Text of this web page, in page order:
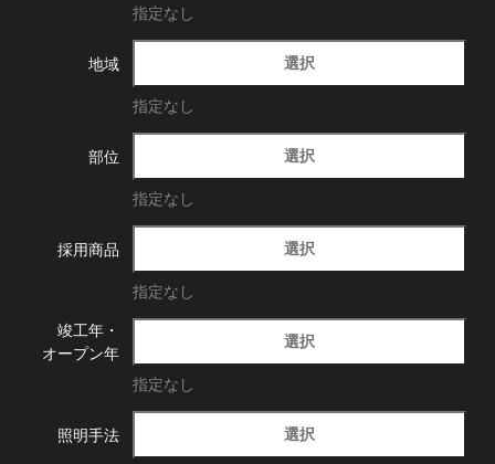
指定なし
地域 選択
指定なし
部位 選択
指定なし
採用商品 選択
指定なし
竣工年・
オープン年
選択
指定なし
照明手法 選択